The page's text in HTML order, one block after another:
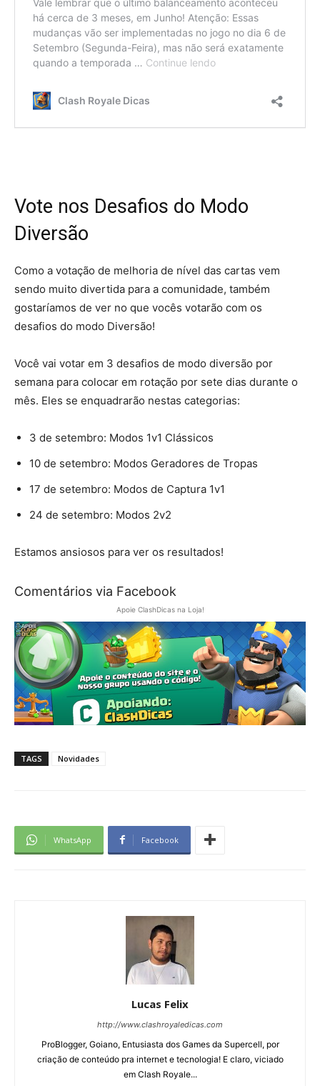
Vote nos Desafios do Modo
Diversão
Como a votação de melhoria de nível das cartas vem
sendo muito divertida para a comunidade, também
gostaríamos de ver no que vocês votarão com os
desafios do modo Diversão!
Você vai votar em 3 desafios de modo diversão por
semana para colocar em rotação por sete dias durante o
mês. Eles se enquadrarão nestas categorias:
3 de setembro: Modos 1v1 Clássicos
10 de setembro: Modos Geradores de Tropas
17 de setembro: Modos de Captura 1v1
24 de setembro: Modos 2v2
Estamos ansiosos para ver os resultados!
Comentários via Facebook
Apoie ClashDicas na Loja!
TAGS Novidades
WhatsApp Facebook
Lucas Felix
http://www.clashroyaledicas.com
ProBlogger, Goiano, Entusiasta dos Games da Supercell, por
criação de conteúdo pra internet e tecnologia! E claro, viciado
em Clash Royale...